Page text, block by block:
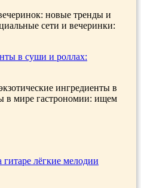
новые тренды и
сети и вечеринки:
в суши и роллах:
ингредиенты в
в мире гастрономии: ищем
гитаре лёгкие мелодии